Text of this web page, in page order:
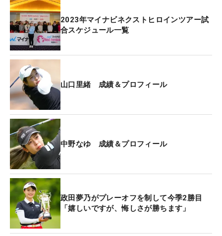
12番パー3、13番パー4では2メートル弱のパーパッ
トを外し連続ボギーとなった山口は「11番で入らな
かった距離が、そのあとも入らなくて、このときは
『あ、終わったな』って思いましたね。けど、逆に
吹っ切れた感じにもなって『あ、あとはもう行くだ
けやん』って切り替えられた」と当時を語る。
その吹っ切りが16番パー3でチャンスを呼ぶ。山口
が放ったショットはグリーン手前の花道へ着弾し、
そのままカップ方向へ転がっていく。「手前の花道
に落ちて、それがラインに乗ってくれたときは『電
計さん…』って強く祈っていました」と、山口のス
ポンサー企業である日本電計株式会社の社名を心の
中で叫び、入ることを祈っていたという。
ボールはカップの手前で止まり、またもや2メート
ル弱のパットが残る。これまで外していたイヤな距
離だったが、見事にバーディパットを決めて2アン
2023年マイナビネクストヒロインツアー試
合スケジュール一覧
山口里緒 成績＆プロフィール
中野なゆ 成績＆プロフィール
政田夢乃がプレーオフを制して今季2勝目
「嬉しいですが、悔しさが勝ちます」